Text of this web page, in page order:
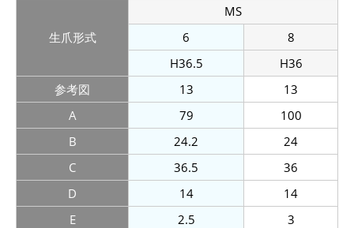
生爪形式
MS
6
8
H36.5
H36
参考図
13
13
A
79
100
B
24.2
24
C
36.5
36
D
14
14
E
2.5
3